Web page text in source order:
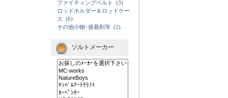
ファイティングベルト
(3)
ロッドホルダー＆ロッドケー
ス
(6)
その他小物･接着剤等 (2)
ソルトメーカー